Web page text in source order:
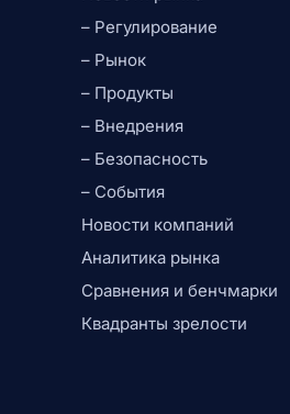
– Регулирование
– Рынок
– Продукты
– Внедрения
– Безопасность
– События
Новости компаний
Аналитика рынка
Сравнения и бенчмарки
Квадранты зрелости